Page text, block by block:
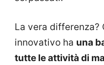
La vera
innovativo ha una
tutte le attività di